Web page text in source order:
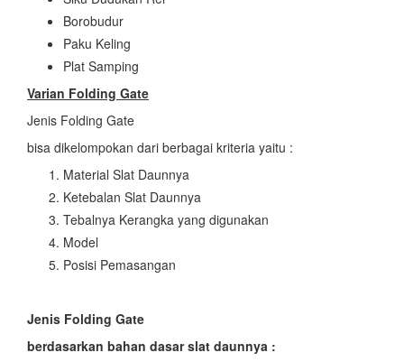
Borobudur
Paku Keling
Plat Samping
Varian Folding Gate
Jenis Folding Gate
bisa dikelompokan dari berbagai kriteria yaitu :
Material Slat Daunnya
Ketebalan Slat Daunnya
Tebalnya Kerangka yang digunakan
Model
Posisi Pemasangan
Jenis Folding Gate
berdasarkan bahan dasar slat daunnya :